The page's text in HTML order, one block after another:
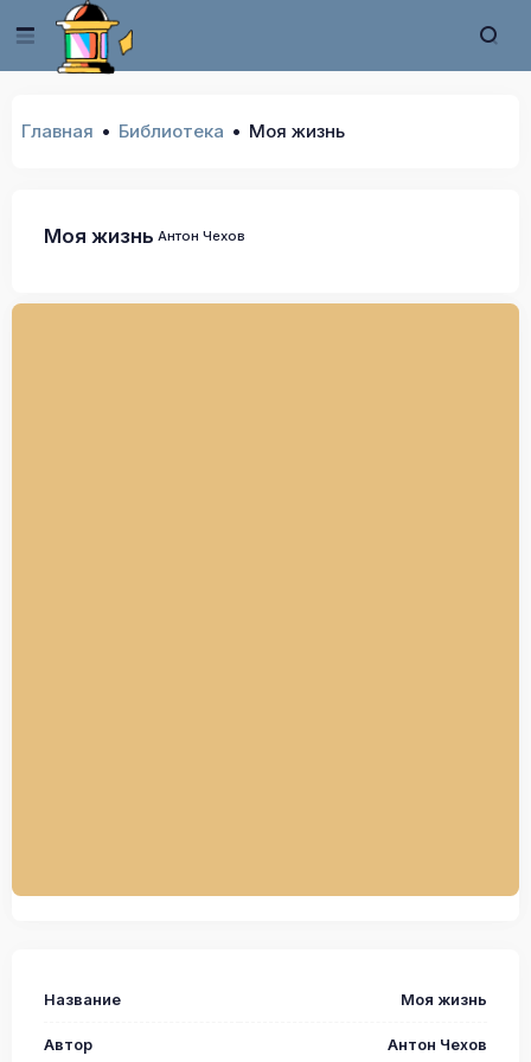
Главная Библиотека Моя жизнь
Моя жизнь Антон Чехов
Название Моя жизнь
Автор Антон Чехов